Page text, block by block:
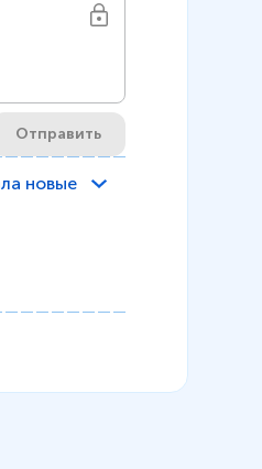
Отправить
новые